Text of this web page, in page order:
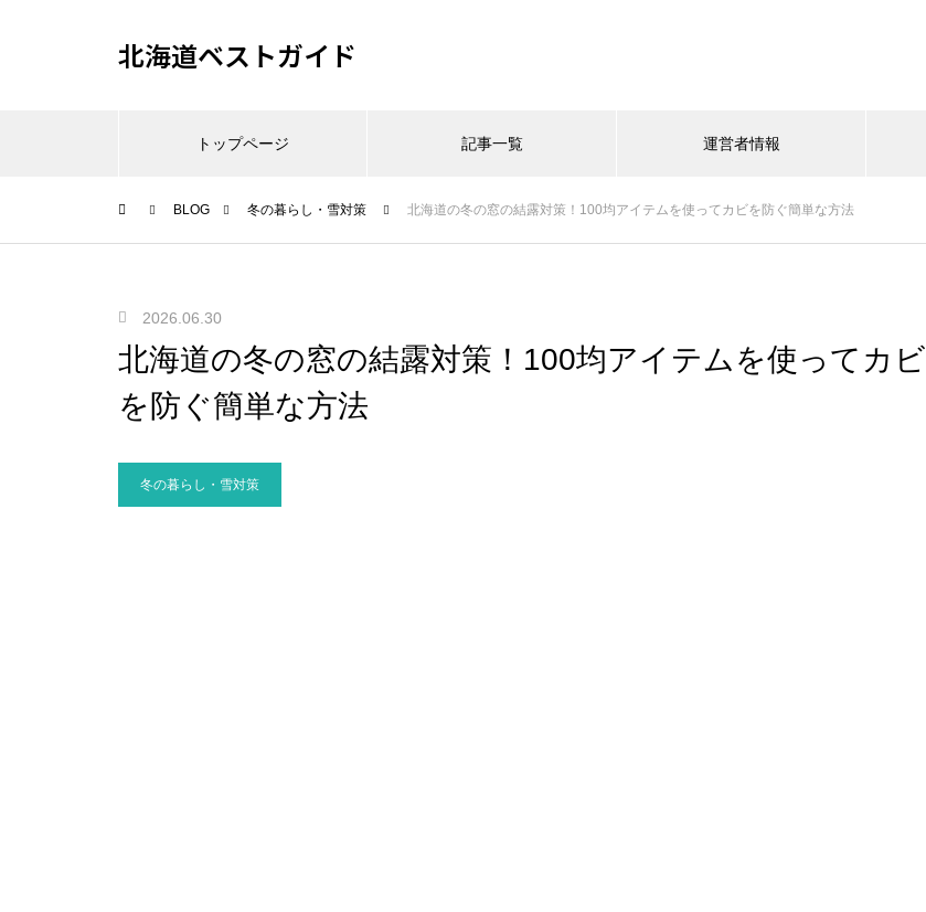
北海道ベストガイド
トップページ 記事一覧 運営者情報
BLOG 冬の暮らし・雪対策 北海道の冬の窓の結露対策！100均アイテムを使ってカビを防ぐ簡単な方法
2026.06.30
北海道の冬の窓の結露対策！100均アイテムを使ってカビ
を防ぐ簡単な方法
冬の暮らし・雪対策